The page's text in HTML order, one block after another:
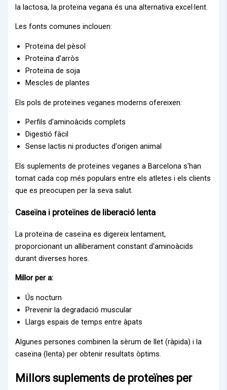
la lactosa, la proteïna vegana és una alternativa excel·lent.
Les fonts comunes inclouen:
Proteïna del pèsol
Proteïna d'arròs
Proteïna de soja
Mescles de plantes
Els pols de proteïnes veganes moderns ofereixen:
Perfils d'aminoàcids complets
Digestió fàcil
Sense lactis ni productes d'origen animal
Els suplements de proteïnes veganes a Barcelona s'han
tornat cada cop més populars entre els atletes i els clients
que es preocupen per la seva salut.
Caseïna i proteïnes de liberació lenta
La proteïna de caseïna es digereix lentament,
proporcionant un alliberament constant d'aminoàcids
durant diverses hores.
Millor per a:
Ús nocturn
Prevenir la degradació muscular
Llargs espais de temps entre àpats
Algunes persones combinen la sèrum de llet (ràpida) i la
caseïna (lenta) per obtenir resultats òptims.
Millors suplements de proteïnes per